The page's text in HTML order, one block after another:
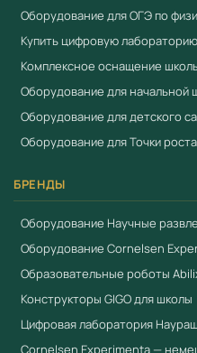
Оборудование для ОГЭ по
Купить цифровую
Комплексное оснащение
Оборудование для начальной
Оборудование для детского
Оборудование для Точки
БРЕНДЫ
Оборудование Научные
Оборудование Cornelsen
Образовательные роботы
Конструкторы GIGO для школы
Цифровая лаборатория